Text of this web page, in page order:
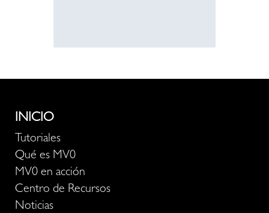
INICIO
Tutoriales
Qué es MV0
MV0 en acción
Centro de Recursos
Noticias